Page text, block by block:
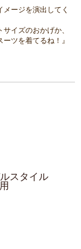
ージを演出してく
イズのおかげか、
ツを着てるね！』
スタイル